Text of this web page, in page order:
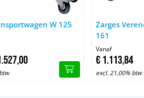
Transportwagen W 125
W 125
00
Afbeelding
Zarges
161
Vanaf
€1.113,84
excl. 21,00% btw